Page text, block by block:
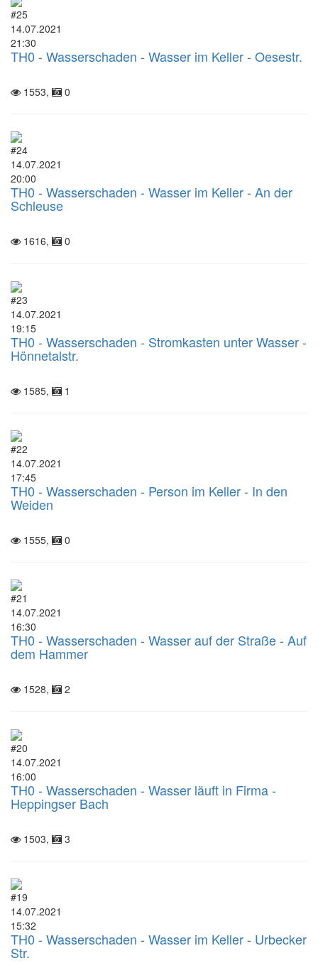
#25
14.07.2021
21:30
TH0 - Wasserschaden - Wasser im Keller - Oesestr.
1553, 0
#24
14.07.2021
20:00
TH0 - Wasserschaden - Wasser im Keller - An der
Schleuse
1616, 0
#23
14.07.2021
19:15
TH0 - Wasserschaden - Stromkasten unter Wasser -
Hönnetalstr.
1585, 1
#22
14.07.2021
17:45
TH0 - Wasserschaden - Person im Keller - In den
Weiden
1555, 0
#21
14.07.2021
16:30
TH0 - Wasserschaden - Wasser auf der Straße - Auf
dem Hammer
1528, 2
#20
14.07.2021
16:00
TH0 - Wasserschaden - Wasser läuft in Firma -
Heppingser Bach
1503, 3
#19
14.07.2021
15:32
TH0 - Wasserschaden - Wasser im Keller - Urbecker
Str.